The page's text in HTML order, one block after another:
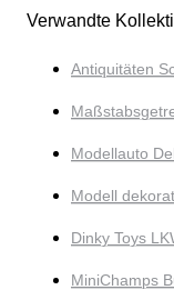
Verwandte
Antiquitäten
Modellauto
Modell
Dinky Toys
MiniChamps